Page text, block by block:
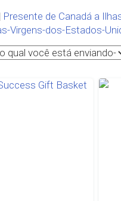
Presente de Canadá a
Virgens-dos-Estados-